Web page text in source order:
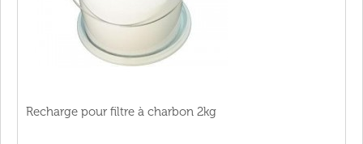
Recharge pour filtre à charbon 2kg